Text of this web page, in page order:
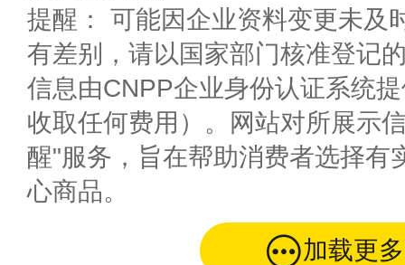
提醒： 可能因企业资料变更未及
有差别，请以国家部门核准登记
信息由CNPP企业身份认证系统
收取任何费用）。网站对所展示
醒"服务，旨在帮助消费者选择有
心商品。
加载更多